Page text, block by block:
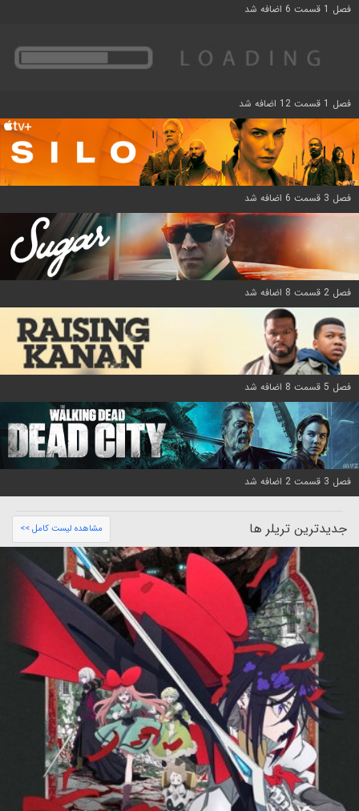
فصل 1 قسمت 6 اضافه شد
فصل 1 قسمت 12 اضافه شد
فصل 3 قسمت 6 اضافه شد
فصل 2 قسمت 8 اضافه شد
فصل 5 قسمت 8 اضافه شد
فصل 3 قسمت 2 اضافه شد
جدیدترین تریلر ها مشاهده لیست کامل >>